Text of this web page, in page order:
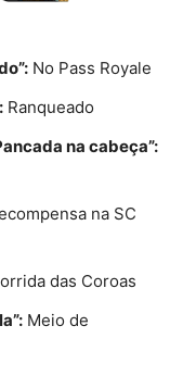
No Pass Royale
Ranqueado
na cabeça”:
na SC
das Coroas
Meio de